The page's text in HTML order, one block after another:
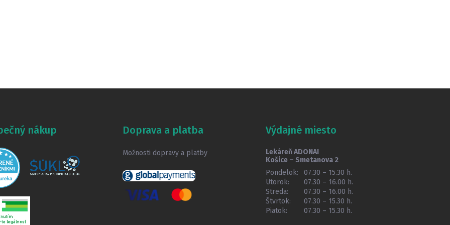
nákup Doprava a platba
Možnosti dopravy a platby
Výdajné miesto
Lekáreň ADONAI
Košice – Smetanova 2
Pondelok:
07.30 – 15.30 h.
Utorok:
07.30 – 16.00 h.
Streda:
07.30 – 16.00 h.
Štvrtok:
07.30 – 15.30 h.
Piatok:
07.30 – 15.30 h.